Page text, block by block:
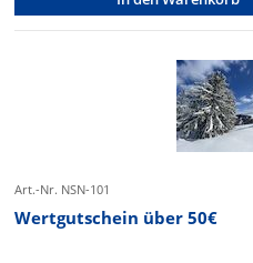
Art.-Nr. NSN-101
Wertgutschein über 50€